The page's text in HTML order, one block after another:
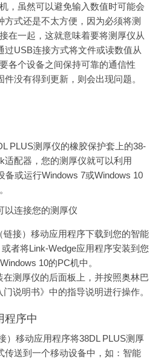
，虽然可以避免输入数值时可能会
方式还是不太方便，因为必须将测
在一起，这就意味着要将测厚仪从
过USB连接方式将文件或读数值从
各个设备之间保持可靠的通信性
没有得到更新，则会出现问题。
PLUS测厚仪的橡胶保护套上的38-
适配器，您的测厚仪就可以利用
备或运行Windows 7或Windows 10
以连接您的测厚仪
链接）移动应用程序下载到您的智能
者将Link-Wedge应用程序安装到您
10的PC机中。
在测厚仪的后面板上，并按照奥林巴
说明书》中的指导说明进行操作。
程序中
）移动应用程序将38DL PLUS测厚
传送到一个移动设备中，如：智能